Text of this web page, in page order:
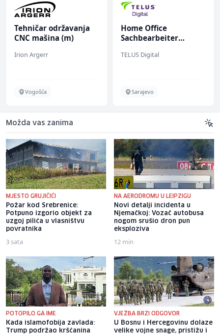
Tehničar održavanja
CNC mašina (m)
Irion Argerr
Vogošća
Home Office
Sachbearbeiter
bekannten deutschen
TELUS Digital
Sarajevo
Možda vas zanima
MJESTO GRUJIČIĆI
Požar kod Srebrenice:
Potpuno izgorio objekt za
uzgoj pilića u vlasništvu
povratnika
3 sata
NA AERODROMU U LEIPZIGU
Novi detalji incidenta u
Njemačkoj: Vozač autobusa
nogom srušio dron pun
eksploziva
12 min
POTOPILO GA IME
Kada islamofobija zavlada:
Trump podržao kršćanina
VJEŽBA BRZI ODGOVOR
U Bosnu i Hercegovinu dolaze
velike vojne snage, pristižu i